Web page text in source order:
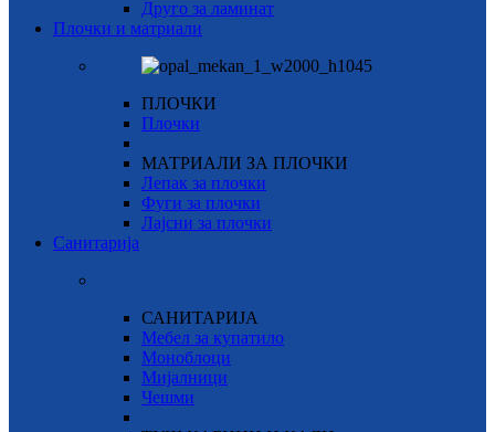
Друго за ламинат
Плочки и матриали
ПЛОЧКИ
Плочки
МАТРИАЛИ ЗА ПЛОЧКИ
Лепак за плочки
Фуги за плочки
Лајсни за плочки
Санитарија
САНИТАРИЈА
Мебел за купатило
Моноблоци
Мијалници
Чешми